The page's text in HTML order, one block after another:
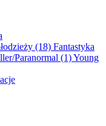
(18) Fantastyka
Paranormal (1)Young